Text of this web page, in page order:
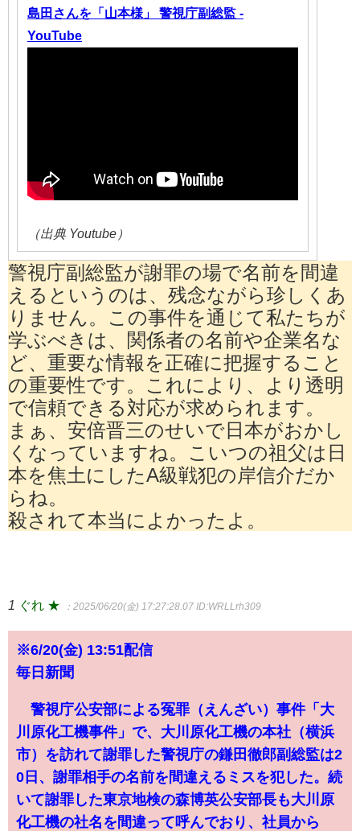
島田さんを「山本様」 警視庁副総監 -
YouTube
（出典 Youtube）
警視庁副総監が謝罪の場で名前を間違
えるというのは、残念ながら珍しくあ
りません。この事件を通じて私たちが
学ぶべきは、関係者の名前や企業名な
ど、重要な情報を正確に把握すること
の重要性です。これにより、より透明
で信頼できる対応が求められます。
まぁ、安倍晋三のせいで日本がおかし
くなっていますね。こいつの祖父は日
本を焦土にしたA級戦犯の岸信介だか
らね。
殺されて本当によかったよ。
1 ぐれ ★ ：2025/06/20(金) 17:27:28.07 ID:WRLLrh309
※6/20(金) 13:51配信
毎日新聞
警視庁公安部による冤罪（えんざい）事件「大
川原化工機事件」で、大川原化工機の本社（横浜
市）を訪れて謝罪した警視庁の鎌田徹郎副総監は2
0日、謝罪相手の名前を間違えるミスを犯した。続
いて謝罪した東京地検の森博英公安部長も大川原
化工機の社名を間違って呼んでおり、社員から